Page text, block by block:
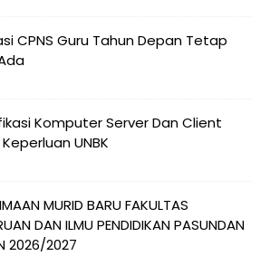
CPNS Guru Tahun Depan Tetap
Komputer Server Dan Client
UNBK
MURID BARU FAKULTAS
DAN ILMU PENDIDIKAN PASUNDAN
2026/2027